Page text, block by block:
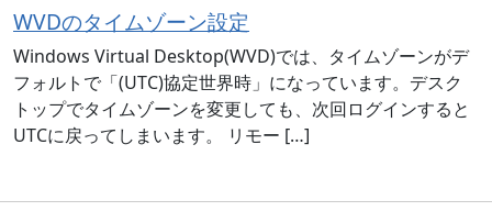
WVDのタイムゾーン設定
Windows Virtual Desktop(WVD)では、タイムゾーンがデ
フォルトで「(UTC)協定世界時」になっています。デスク
トップでタイムゾーンを変更しても、次回ログインすると
UTCに戻ってしまいます。 リモー […]